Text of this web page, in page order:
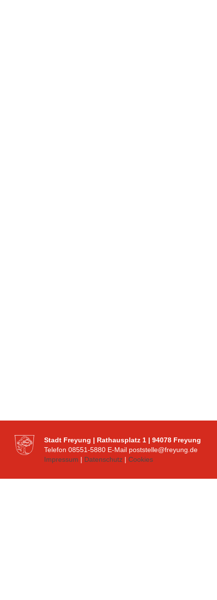
Stadt Freyung | Rathausplatz 1 | 94078 Freyung
Telefon 08551-5880 E-Mail poststelle@freyung.de
Impressum | Datenschutz | Cookies